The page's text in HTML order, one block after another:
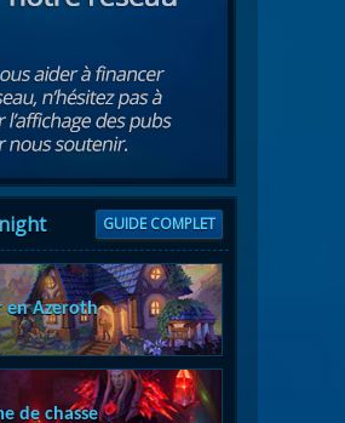
GUIDE COMPLET
en Azeroth
de chasse